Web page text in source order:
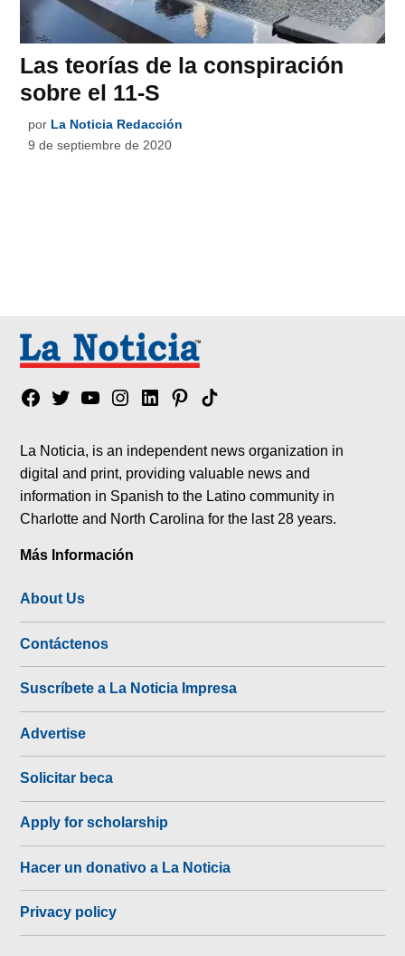
Las teorías de la conspiración
sobre el 11-S
por La Noticia Redacción
9 de septiembre de 2020
Facebook
TwitterYouTubeInstagram
LinkedinPinterest
Tik
La Noticia, is an independent news organization in
digital and print, providing valuable news and
information in Spanish to the Latino community in
Charlotte and North Carolina for the last 28 years.
Más Información
About Us
Contáctenos
Suscríbete a La Noticia Impresa
Advertise
Solicitar beca
Apply for scholarship
Hacer un donativo a La Noticia
Privacy policy